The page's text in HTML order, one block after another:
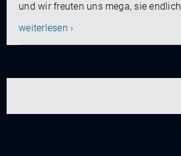
und wir freuten uns mega, sie
weiterlesen ›